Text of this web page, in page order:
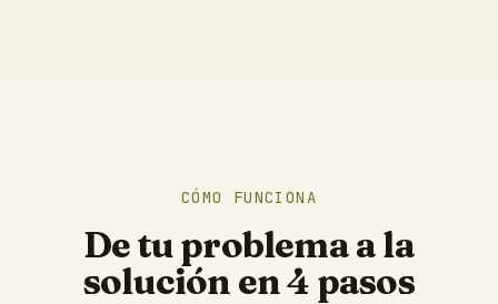
CÓMO FUNCIONA
De tu problema a la
solución en 4 pasos